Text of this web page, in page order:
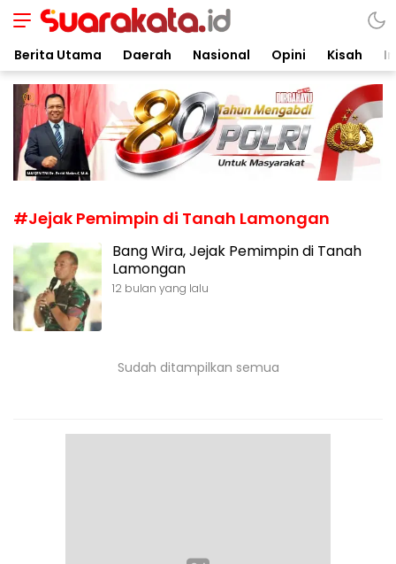
Suarakata.id
Kata Bicara Suara Bergerak
Berita Utama Daerah Nasional Opini Kisah
#Jejak Pemimpin di Tanah Lamongan
Bang Wira, Jejak Pemimpin di Tanah
Lamongan
12 bulan yang lalu
Sudah ditampilkan semua